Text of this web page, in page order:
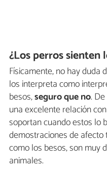
¿Los perros sienten
Físicamente, no hay duda
los interpreta como
besos,seguro que no.
una excelente relación
soportan cuando estos lo
demostraciones de
como los besos, son muy
animales.